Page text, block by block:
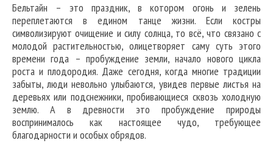
Бельтайн – это праздник, в котором огонь и зелень
переплетаются в едином танце жизни. Если костры
символизируют очищение и силу солнца, то всё, что связано с
молодой растительностью, олицетворяет саму суть этого
времени года – пробуждение земли, начало нового цикла
роста и плодородия. Даже сегодня, когда многие традиции
забыты, люди невольно улыбаются, увидев первые листья на
деревьях или подснежники, пробивающиеся сквозь холодную
землю. А в древности это пробуждение природы
воспринималось как настоящее чудо, требующее
благодарности и особых обрядов.